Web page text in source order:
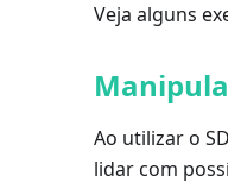
Veja alguns
Ao utilizar o
lidar com